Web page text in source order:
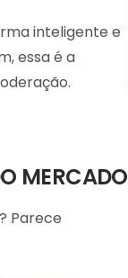
inteligente e
essa é a
MERCADO
Parece